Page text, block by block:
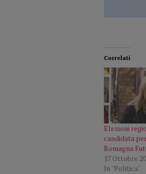
Correlati
Elezioni
candidata
Romagna
17 Ottobre
In "Politica"